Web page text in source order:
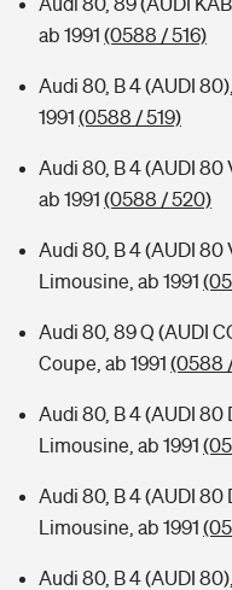
ab 1991 (0588 / 516)
Audi 80, B 4 (AUDI
1991 (0588 / 519)
Audi 80, B 4 (AUDI 80
ab 1991 (0588 / 520)
Audi 80, B 4 (AUDI 80
Limousine, ab 1991
Audi 80, 89 Q (AUDI
Coupe, ab 1991 (0588
Audi 80, B 4 (AUDI 80
Limousine, ab 1991
Audi 80, B 4 (AUDI 80
Limousine, ab 1991
Audi 80, B 4 (AUDI